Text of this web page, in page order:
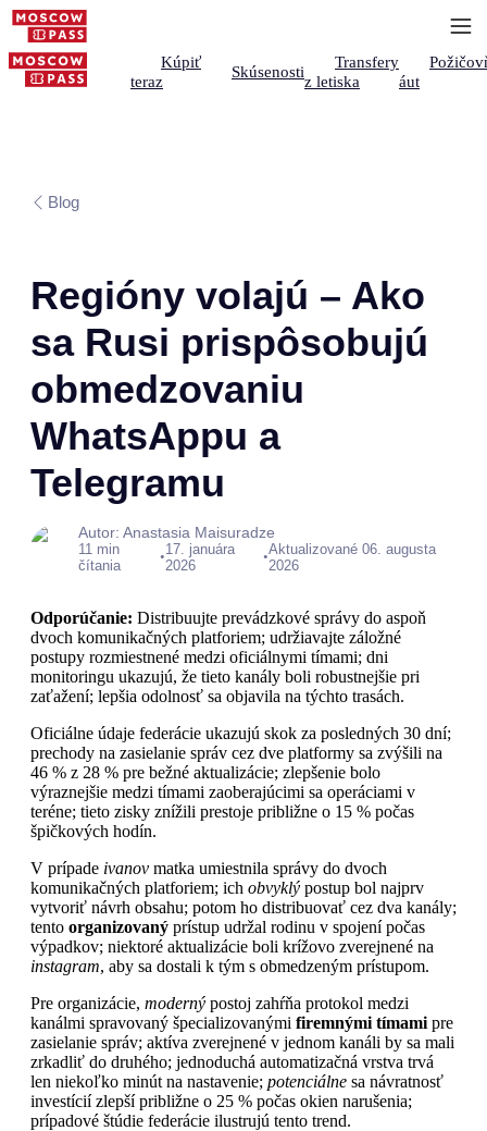
Kúpiť
teraz
Skúsenosti
Transfery
z letiska
áut
Blog
Regióny volajú – Ako
sa Rusi prispôsobujú
obmedzovaniu
WhatsAppu a
Telegramu
Autor: Anastasia Maisuradze
11 min
čítania
•17. januára
2026
•Aktualizované 06. augusta
2026
Odporúčanie: Distribuujte prevádzkové správy do aspoň
dvoch komunikačných platforiem; udržiavajte záložné
postupy rozmiestnené medzi oficiálnymi tímami; dni
monitoringu ukazujú, že tieto kanály boli robustnejšie pri
zaťažení; lepšia odolnosť sa objavila na týchto trasách.
Oficiálne údaje federácie ukazujú skok za posledných 30 dní;
prechody na zasielanie správ cez dve platformy sa zvýšili na
46 % z 28 % pre bežné aktualizácie; zlepšenie bolo
výraznejšie medzi tímami zaoberajúcimi sa operáciami v
teréne; tieto zisky znížili prestoje približne o 15 % počas
špičkových hodín.
V prípade ivanov matka umiestnila správy do dvoch
komunikačných platforiem; ich obvyklý postup bol najprv
vytvoriť návrh obsahu; potom ho distribuovať cez dva kanály;
tento organizovaný prístup udržal rodinu v spojení počas
výpadkov; niektoré aktualizácie boli krížovo zverejnené na
instagram, aby sa dostali k tým s obmedzeným prístupom.
Pre organizácie, moderný postoj zahŕňa protokol medzi
kanálmi spravovaný špecializovanými firemnými tímami pre
zasielanie správ; aktíva zverejnené v jednom kanáli by sa mali
zrkadliť do druhého; jednoduchá automatizačná vrstva trvá
len niekoľko minút na nastavenie; potenciálne sa návratnosť
investícií zlepší približne o 25 % počas okien narušenia;
prípadové štúdie federácie ilustrujú tento trend.